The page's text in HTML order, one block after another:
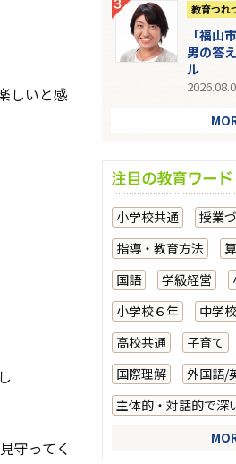
しいと感
守ってく
教育つれ
「福山
男の答
ル
小学校共通
授業
指導・教育方法
国語
学級経営
小学校６年
中学
高校共通
子育て
国際理解
外国語/
主体的・対話的で深